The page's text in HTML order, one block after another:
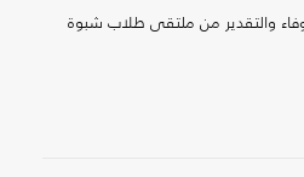
والتقدير من ملتقى طلاب شبوة